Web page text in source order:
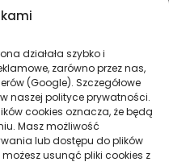
działała szybko i
zarówno przez nas,
(Google). Szczegółowe
naszej polityce prywatności.
cookies oznacza, że będą
Masz możliwość
lub dostępu do plików
usunąć pliki cookies z
w zamkniętych
wentylację ze względu
Przechowuj produkt z
niedostępnym dla
czyszczenia elementów
a nie bezpośrednio